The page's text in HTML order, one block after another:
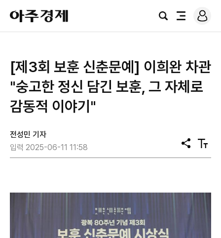
아
주
경
검
전
로
그
[제3회 보훈 신춘문예] 이희완 차관
"숭고한 정신 담긴 보훈, 그 자체로
감동적 이야기"
전성민 기자
입력 2025-06-11 11:58
공
유
텍
스